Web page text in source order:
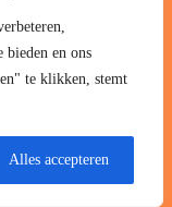
bieden en ons
te klikken, stemt
Alles accepteren